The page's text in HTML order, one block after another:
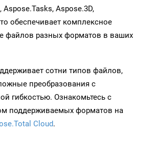
Aspose.Tasks, Aspose.3D,
обеспечивает комплексное
файлов разных форматов в ваших
сотни типов файлов,
преобразования с
гибкостью. Ознакомьтесь с
поддерживаемых форматов на
Cloud.